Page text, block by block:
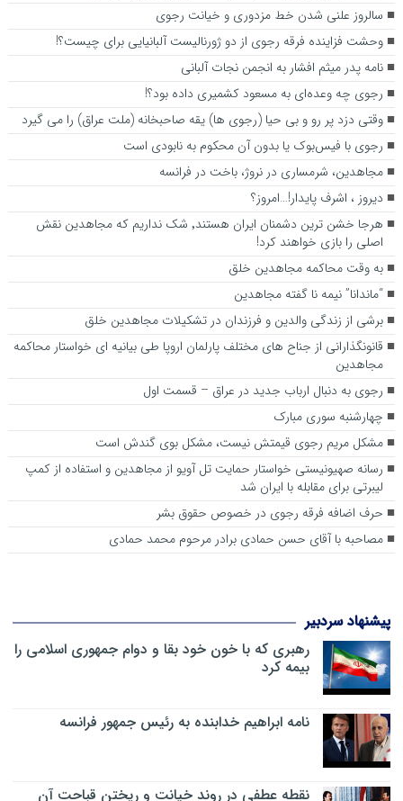
سالروز علنی شدن خط مزدوری و خیانت رجوی
وحشت فزاینده فرقه رجوی از دو ژورنالیست آلبانیایی برای چیست؟!
نامه پدر میثم افشار به انجمن نجات آلبانی
رجوی چه وعده‌ای به مسعود کشمیری داده بود؟!
وقتی دزد پر رو و بی حیا (رجوی ها) یقه صاحبخانه (ملت عراق) را می گیرد
رجوی با فیس‌بوک یا بدون آن محکوم به نابودی است
مجاهدین، شرم‎ساری در نروژ، باخت در فرانسه
ديروز ، اشرف پايدار!…امروز؟
هرجا خشن ترین دشمنان ایران هستند٬ شک نداریم که مجاهدین نقش
اصلی را بازی خواهند کرد!
به وقت محاکمه مجاهدین خلق
“ماندانا” نیمه نا گفته مجاهدین
برشی از زندگی والدین و فرزندان در تشکیلات مجاهدین خلق
قانونگذارانی از جناح های مختلف پارلمان اروپا طی بیانیه ای خواستار محاکمه
مجاهدین
رجوی به دنبال ارباب جدید در عراق – قسمت اول
چهارشنبه سوری مبارک
مشکل مریم رجوی قیمتش نیست، مشکل بوی گندش است
رسانه صهیونیستی خواستار حمایت تل آویو از مجاهدین و استفاده از کمپ
لیبرتی برای مقابله با ایران شد
حرف اضافه فرقه رجوی در خصوص حقوق بشر
مصاحبه با آقای حسن حمادی برادر مرحوم محمد حمادی
پیشنهاد سردبیر
رهبری که با خون خود بقا و دوام جمهوری اسلامی را
بیمه کرد
نامه ابراهیم خدابنده به رئیس جمهور فرانسه
نقطه عطفی در روند خیانت و ریختن قباحت آن